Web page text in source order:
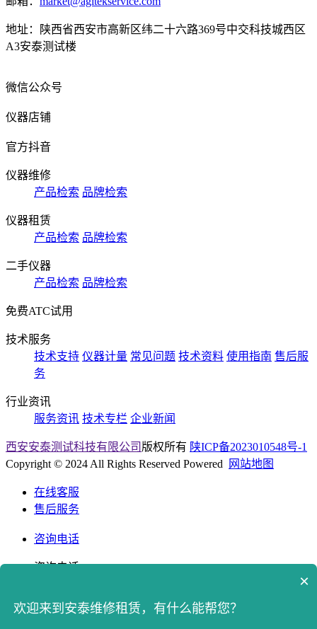
地址：陕西省西安市高新区纬二十六路369号中交科技城西区
A3安泰测试楼
微信公众号
仪器店铺
官方抖音
仪器维修
产品检索 品牌检索
仪器租赁
产品检索 品牌检索
二手仪器
产品检索 品牌检索
免费ATC试用
技术服务
技术支持 仪器计量 常见问题 技术资料 使用指南 售后服
务
行业资讯
服务资讯 技术专栏 企业新闻
西安安泰测试科技有限公司 版权所有 陕ICP备2023010548号-1
Copyright © 2024 All Rights Reserved Powered
网站地图
在线客服
售后服务
咨询电话
咨询电话
×
欢迎来到安泰维修租赁，有什么能帮您？